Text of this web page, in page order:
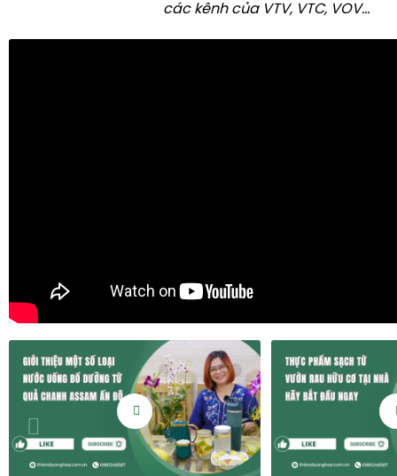
các kênh của VTV, VTC, VOV...